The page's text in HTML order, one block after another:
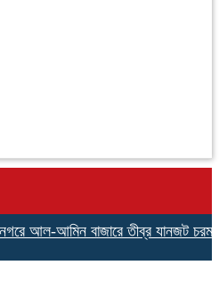
আল-আমিন বাজারে তীব্র যানজট চরম